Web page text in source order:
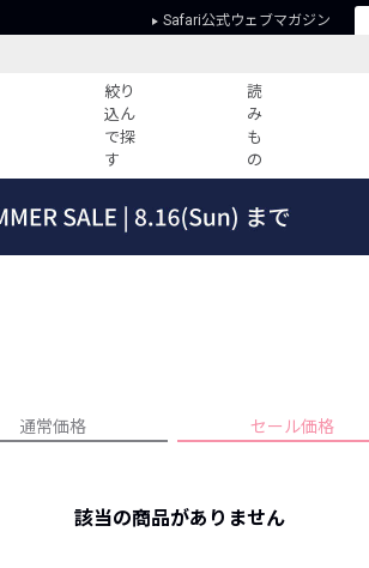
Safari公式ウェブマガジン
絞り
込ん
で探
す
読
み
も
の
ンキング
プライバシーポリシー
通常価格 セール価格
該当の商品がありません